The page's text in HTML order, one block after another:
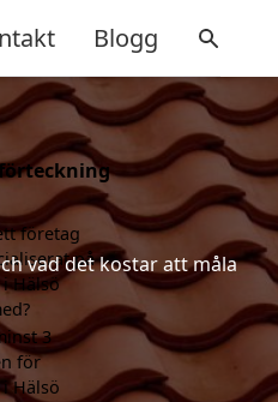
Blogg
vad det kostar att måla
företag
på
Hälsö
3
för
Hälsö